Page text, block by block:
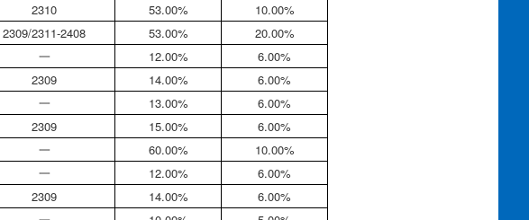
2310
53.00%
10.00%
2309/2311-2408
53.00% 20.00%
一 12.00%
6.00%
2309
14.00% 6.00%
一 13.00%
6.00%
2309
15.00%
6.00%
一 60.00% 10.00%
一 12.00%
6.00%
2309
14.00% 6.00%